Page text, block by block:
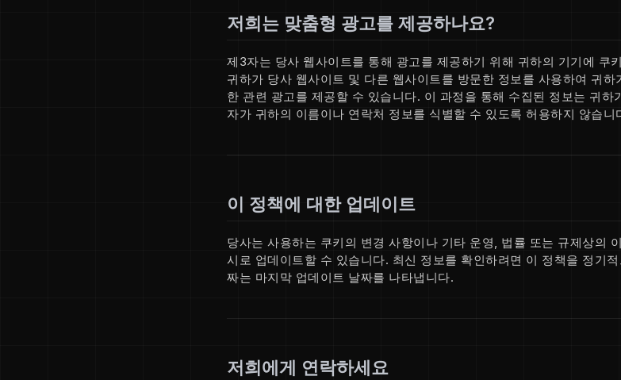
저희는 맞춤형 광고를 제공하나요?
제3자는 당사 웹사이트를 통해 광고를 제공하기 위해 귀하의 기기에 쿠
귀하가 당사 웹사이트 및 다른 웹사이트를 방문한 정보를 사용하여 귀
한 관련 광고를 제공할 수 있습니다. 이 과정을 통해 수집된 정보는 귀
자가 귀하의 이름이나 연락처 정보를 식별할 수 있도록 허용하지 않습니
이 정책에 대한 업데이트
당사는 사용하는 쿠키의 변경 사항이나 기타 운영, 법률 또는 규제상의
시로 업데이트할 수 있습니다. 최신 정보를 확인하려면 이 정책을 정기
짜는 마지막 업데이트 날짜를 나타냅니다.
저희에게 연락하세요